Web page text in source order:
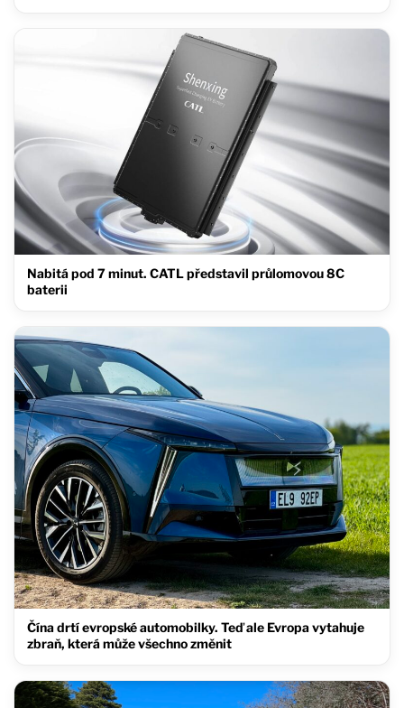
Nabitá pod 7 minut. CATL představil průlomovou 8C
baterii
Čína drtí evropské automobilky. Teď ale Evropa vytahuje
zbraň, která může všechno změnit